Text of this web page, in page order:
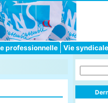
professionnelle Vie syndicale